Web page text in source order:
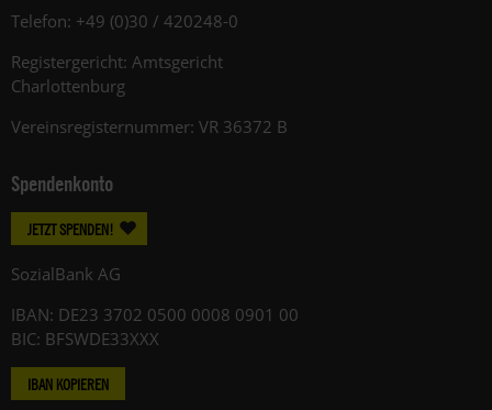
Telefon: +49 (0)30 / 420248-0
Registergericht: Amtsgericht
Charlottenburg
Vereinsregisternummer: VR 36372 B
Spendenkonto
JETZT SPENDEN!
SozialBank AG
IBAN: DE23 3702 0500 0008 0901 00
BIC: BFSWDE33XXX
IBAN KOPIEREN